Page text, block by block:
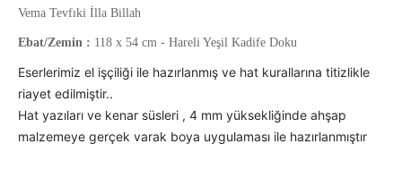
Vema Tevfıki İlla Billah
Ebat/Zemin : 118 x 54 cm - Hareli Yeşil Kadife Doku
Eserlerimiz el işçiliği ile hazırlanmış ve hat kurallarına titizlikle
riayet edilmiştir..
Hat yazıları ve kenar süsleri , 4 mm yüksekliğinde ahşap
malzemeye gerçek varak boya uygulaması ile hazırlanmıştır